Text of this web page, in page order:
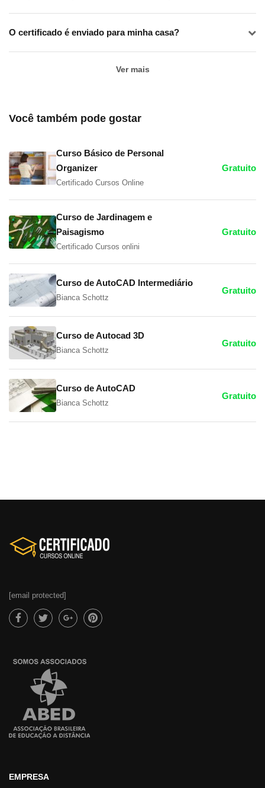
O certificado é enviado para minha casa?
Ver mais
Você também pode gostar
Curso Básico de Personal
Organizer
Certificado Cursos Online
Gratuito
Curso de Jardinagem e
Paisagismo
Certificado Cursos onlini
Gratuito
Curso de AutoCAD Intermediário
Bianca Schottz
Gratuito
Curso de Autocad 3D
Bianca Schottz
Gratuito
Curso de AutoCAD
Bianca Schottz
Gratuito
[email protected]
EMPRESA